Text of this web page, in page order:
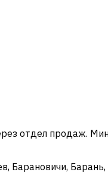
отдел продаж.
Барановичи,